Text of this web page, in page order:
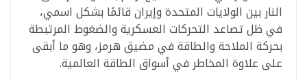
النار بين الولايات المتحدة وإيران قائمًا بشكل اسمي،
في ظل تصاعد التحركات العسكرية والضغوط المرتبطة
بحركة الملاحة والطاقة في مضيق هرمز، وهو ما أبقى
على علاوة المخاطر في أسواق الطاقة العالمية.